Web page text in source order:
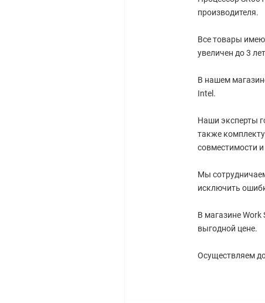
производителя.
Все товары
увеличен до 3
В нашем
Intel.
Наши эксперты
также
совместимости
Мы
исключить
В магазине Work
выгодной цене.
Осуществляем